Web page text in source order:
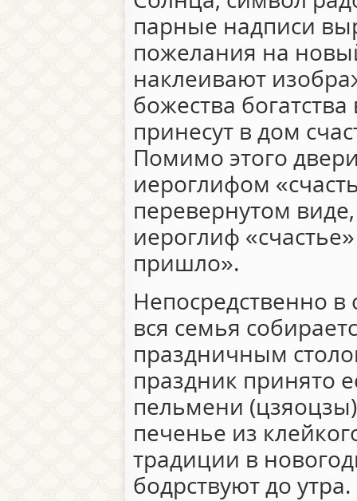
парные надписи
пожелания на
наклеивают
божества
принесут в дом
Помимо этого
иероглифом
перевернутом
иероглиф
пришло».
Непосредственно
вся семья
праздничным
праздник принято
пельмени
печенье из
традиции в
бодрствуют до утра.